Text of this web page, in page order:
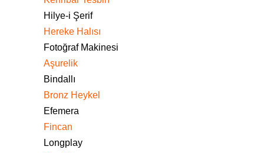
Hilye-i Şerif
Hereke Halısı
Fotoğraf Makinesi
Aşurelik
Bindallı
Bronz Heykel
Efemera
Fincan
Longplay